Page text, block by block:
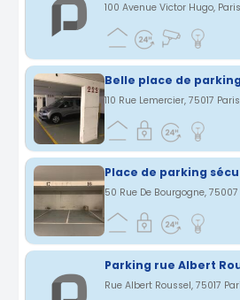
110 Rue Lemercier, 75017
50 Rue De Bourgogne, 75007
Rue Albert Roussel, 75017